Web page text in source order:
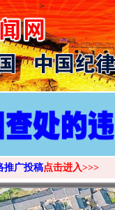
>
推广投稿点击进入>>>